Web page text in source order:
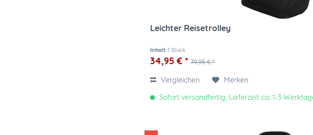
Leichter Reisetrolley
Inhalt1 Stück
34,95 € * 79,95 € *
Vergleichen
Merken
Sofort versandfertig, Lieferzeit ca. 1-3